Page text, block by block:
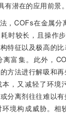
有潜在的应用前景。
，COFs在金属
时较长，且操作
特征以及极高的
离富集。此外，
方法进行解吸和
，又减轻了环境
分离剂往往难以
境构成威胁。相